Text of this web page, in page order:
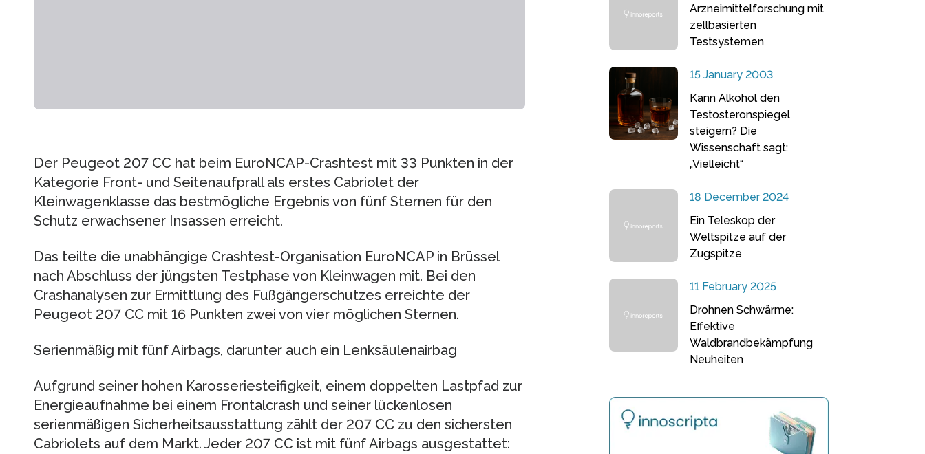
Der Peugeot 207 CC hat beim EuroNCAP-Crashtest mit 33 Punkten in der
Kategorie Front- und Seitenaufprall als erstes Cabriolet der
Kleinwagenklasse das bestmögliche Ergebnis von fünf Sternen für den
Schutz erwachsener Insassen erreicht.
Das teilte die unabhängige Crashtest-Organisation EuroNCAP in Brüssel
nach Abschluss der jüngsten Testphase von Kleinwagen mit. Bei den
Crashanalysen zur Ermittlung des Fußgängerschutzes erreichte der
Peugeot 207 CC mit 16 Punkten zwei von vier möglichen Sternen.
Serienmäßig mit fünf Airbags, darunter auch ein Lenksäulenairbag
Aufgrund seiner hohen Karosseriesteifigkeit, einem doppelten Lastpfad zur
Energieaufnahme bei einem Frontalcrash und seiner lückenlosen
serienmäßigen Sicherheitsausstattung zählt der 207 CC zu den sichersten
Cabriolets auf dem Markt. Jeder 207 CC ist mit fünf Airbags ausgestattet:
Arzneimittelforschung mit
zellbasierten
Testsystemen
15 January 2003
Kann Alkohol den
Testosteronspiegel
steigern? Die
Wissenschaft sagt:
„Vielleicht“
18 December 2024
Ein Teleskop der
Weltspitze auf der
Zugspitze
11 February 2025
Drohnen Schwärme:
Effektive
Waldbrandbekämpfung
Neuheiten